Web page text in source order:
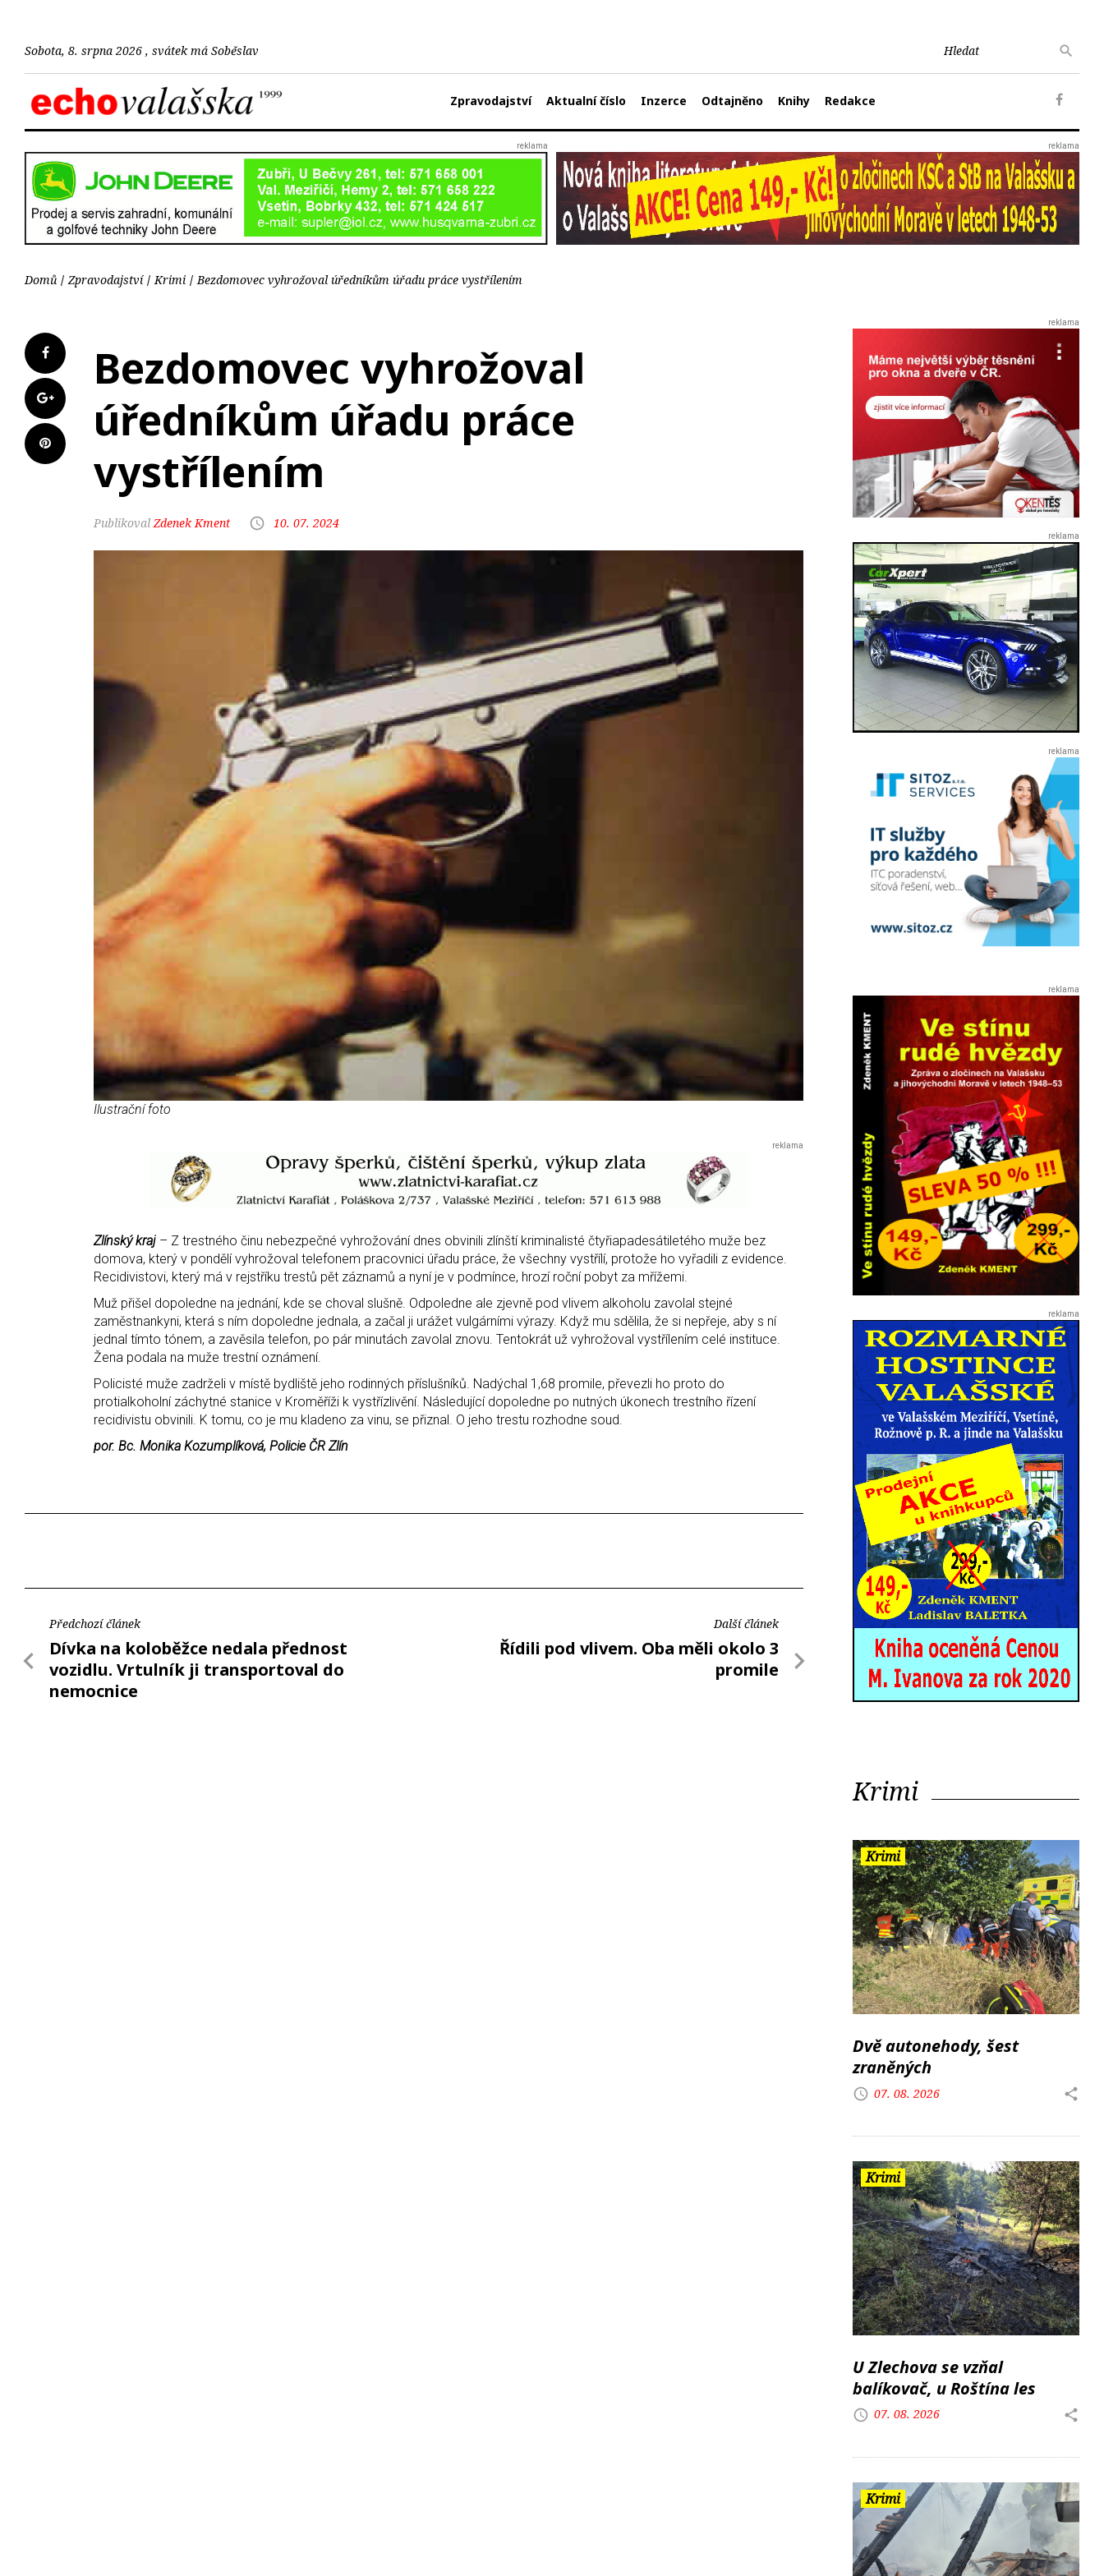
Sobota, 8. srpna 2026 , svátek má Soběslav
Zpravodajství Aktualní číslo Inzerce Odtajněno Knihy Redakce
Domů Zpravodajství Krimi Bezdomovec vyhrožoval úředníkům úřadu práce vystřílením
Bezdomovec vyhrožoval
úředníkům úřadu práce
vystřílením
Zdenek Kment 10. 07. 2024
Ilustrační foto
Zlínský kraj – Z trestného činu nebezpečné vyhrožování dnes obvinili zlínští kriminalisté čtyřiapadesátiletého muže bez
domova, který v pondělí vyhrožoval telefonem pracovnici úřadu práce, že všechny vystřílí, protože ho vyřadili z evidence.
Recidivistovi, který má v rejstříku trestů pět záznamů a nyní je v podmínce, hrozí roční pobyt za mřížemi.
Muž přišel dopoledne na jednání, kde se choval slušně. Odpoledne ale zjevně pod vlivem alkoholu zavolal stejné
zaměstnankyni, která s ním dopoledne jednala, a začal ji urážet vulgárními výrazy. Když mu sdělila, že si nepřeje, aby s ní
jednal tímto tónem, a zavěsila telefon, po pár minutách zavolal znovu. Tentokrát už vyhrožoval vystřílením celé instituce.
Žena podala na muže trestní oznámení.
Policisté muže zadrželi v místě bydliště jeho rodinných příslušníků. Nadýchal 1,68 promile, převezli ho proto do
protialkoholní záchytné stanice v Kroměříži k vystřízlivění. Následující dopoledne po nutných úkonech trestního řízení
recidivistu obvinili. K tomu, co je mu kladeno za vinu, se přiznal. O jeho trestu rozhodne soud.
por. Bc. Monika Kozumplíková, Policie ČR Zlín
Předchozí článek
Dívka na koloběžce nedala přednost
vozidlu. Vrtulník ji transportoval do
nemocnice
Další článek
Řídili pod vlivem. Oba měli okolo 3
promile
Krimi
Krimi
Dvě autonehody, šest
zraněných
07. 08. 2026
Krimi
U Zlechova se vzňal
balíkovač, u Roštína les
07. 08. 2026
Krimi